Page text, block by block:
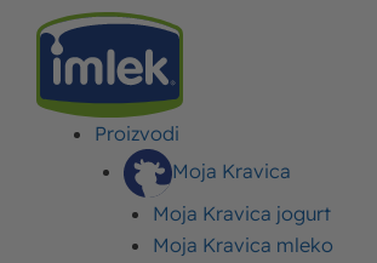
Proizvodi
Moja Kravica
Moja Kravica jogurt
Moja Kravica mleko
>RECEPTI>BRZI I LAKI RECEPTI
Brza pasta